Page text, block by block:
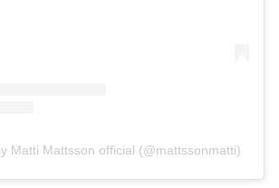
Matti Mattsson official (@mattssonmatti)